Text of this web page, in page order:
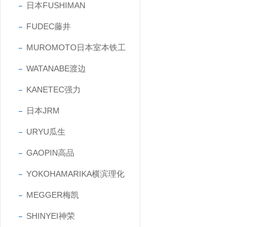
日本FUSHIMAN
FUDEC藤井
MUROMOTO日本室本铁工
WATANABE渡边
KANETEC强力
日本JRM
URYU瓜生
GAOPIN高品
YOKOHAMARIKA横滨理化
MEGGER梅凯
SHINYEI神荣